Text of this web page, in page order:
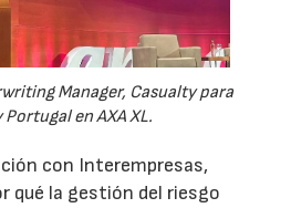
Manager, Casualty para
Portugal en AXA XL.
con Interempresas,
qué la gestión del riesgo